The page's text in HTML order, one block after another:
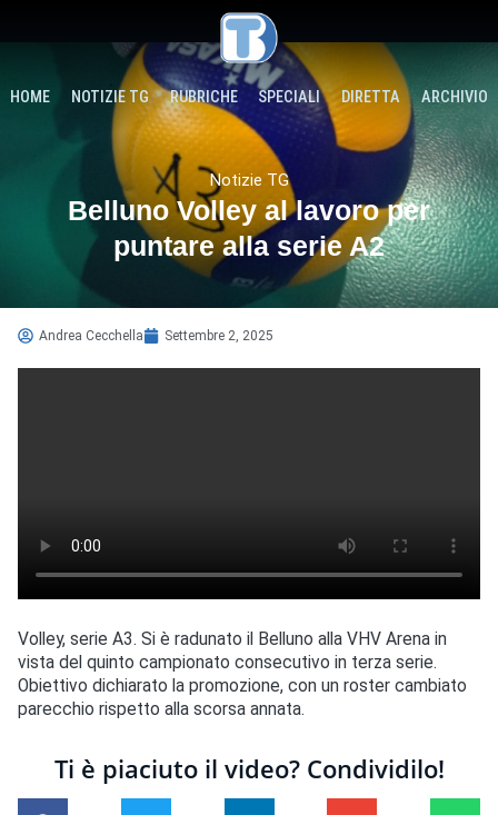
HOME NOTIZIE TG RUBRICHE SPECIALI DIRETTA ARCHIVIO
Notizie TG
Belluno Volley al lavoro per
puntare alla serie A2
Andrea Cecchella Settembre 2, 2025
Volley, serie A3. Si è radunato il Belluno alla VHV Arena in
vista del quinto campionato consecutivo in terza serie.
Obiettivo dichiarato la promozione, con un roster cambiato
parecchio rispetto alla scorsa annata.
Ti è piaciuto il video? Condividilo!